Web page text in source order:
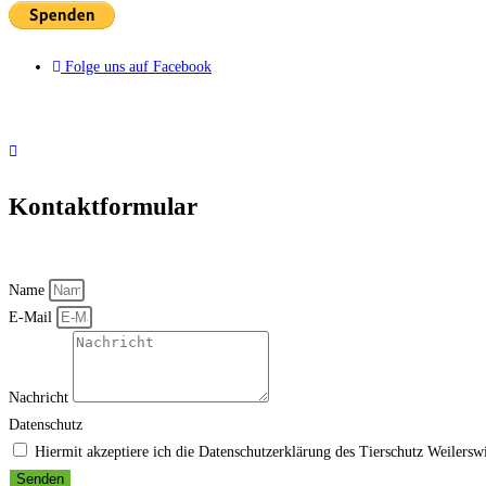
Folge uns auf Facebook
Kontaktformular
Name
E-Mail
Nachricht
Datenschutz
Hiermit akzeptiere ich die Datenschutzerklärung des Tierschutz
Senden